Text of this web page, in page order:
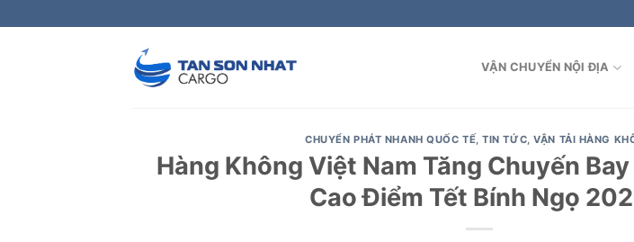
to
VẬN CHUYỂN NỘI ĐỊA
CHUYỂN PHÁT NHANH QUỐC TẾ,TIN TỨC,VẬN TẢI HÀNG
Hàng Không Việt Nam Tăng Chuyến
Cao Điểm Tết Bính Ngọ